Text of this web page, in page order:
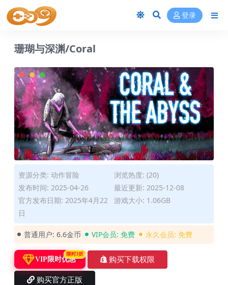
登录
珊瑚与深渊/Coral
资源分类: 动作冒险
浏览热度: (20)
发布时间: 2025-04-26
最近更新: 2025-12-08
官方发布日期: 2025年4月22
日
游戏大小: 1.06GB
普通用户: 6.6金币 VIP会员: 免费 永久会员: 免费
VIP限时优惠
限时3折
购买下载权限
购买官方正版